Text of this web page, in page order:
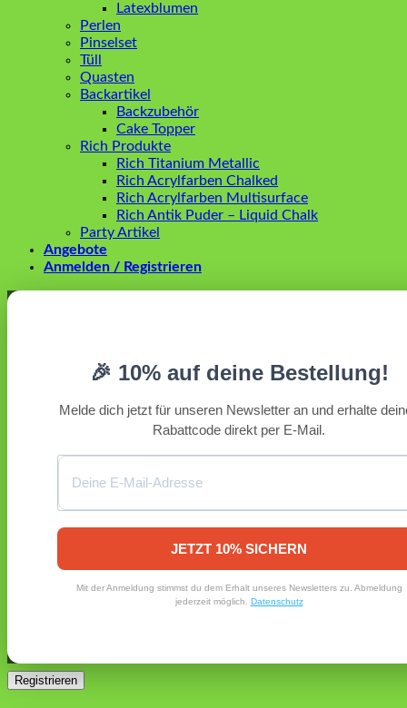
Latexblumen
Perlen
Pinselset
Tüll
Quasten
Backartikel
Backzubehör
Cake Topper
Rich Produkte
Rich Titanium Metallic
Rich Acrylfarben Chalked
Rich Acrylfarben Multisurface
Rich Antik Puder – Liquid Chalk
Party Artikel
Angebote
Anmelden / Registrieren
🎉 10% auf deine Bestellung!
Melde dich jetzt für unseren Newsletter an und erhalte
Rabattcode direkt per E-Mail.
JETZT 10% SICHERN
Mit der Anmeldung stimmst du dem Erhalt unseres Newsletters zu. Abmeldung
jederzeit möglich. Datenschutz
Anmelden
Angemeldet bleiben Anmelden
Registrieren
Erforderlich
E-Mail-Adresse gesendet.
Registrieren